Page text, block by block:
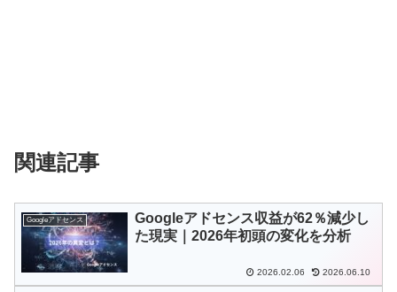
関連記事
Googleアドセンス
Googleアドセンス収益が62％減少し
た現実｜2026年初頭の変化を分析
2026.02.06 2026.06.10